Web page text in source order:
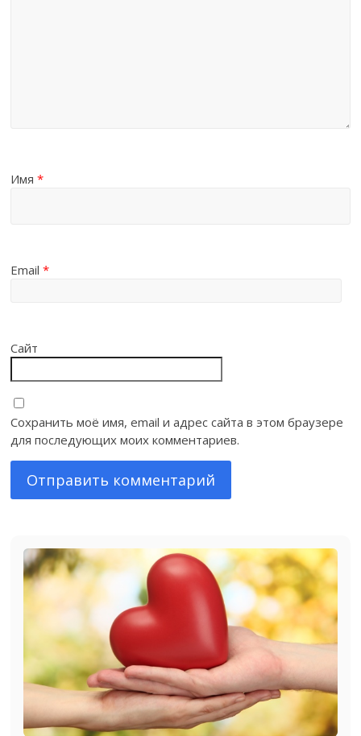
Имя*
Email*
Сайт
Сохранить моё имя, email и адрес сайта в этом браузере
для последующих моих комментариев.